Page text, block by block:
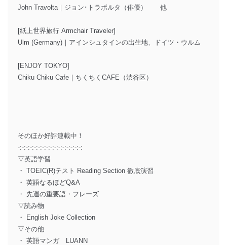
John Travolta｜ジョン･トラボルタ（俳優） 他
[紙上世界旅行 Armchair Traveler]
Ulm (Germany)｜アインシュタインの出生地、ドイツ・ウルム
[ENJOY TOKYO]
Chiku Chiku Cafe｜ちくちくCAFE（渋谷区）
そのほか好評連載中！
-:-:-:-:-:-:-:-:-:-:-:-:-:-:-:-:
▽英語学習
・ TOEIC(R)テスト Reading Section 徹底演習
・ 英語なるほどQ&A
・ 先週の重要語・フレーズ
▽読み物
・ English Joke Collection
▽その他
・ 英語マンガ LUANN